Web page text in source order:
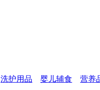
洗护用品 婴儿辅食 营养